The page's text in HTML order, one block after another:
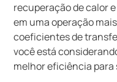
recuperação de calor
em uma operação
coeficientes de
você está
melhor eficiência para